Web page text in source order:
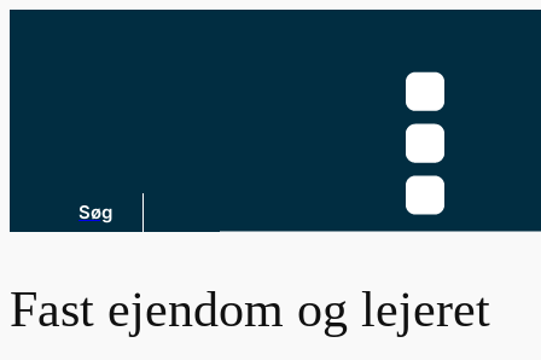
Søg
Fast ejendom og lejeret